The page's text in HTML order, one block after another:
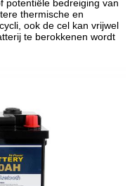
potentiële bedreiging van
thermische en
ook de cel kan vrijwel
te berokkenen wordt